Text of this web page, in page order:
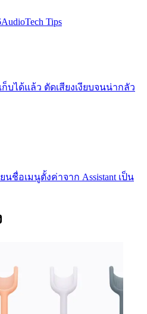
AudioTech Tips
ก็บได้แล้ว ตัดเสียงเงียบจนน่ากลัว
นชื่อเมนูตั้งค่าจาก Assistant เป็น